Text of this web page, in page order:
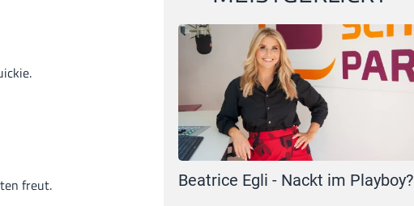
freut.
Beatrice Egli - Nackt im Playboy?